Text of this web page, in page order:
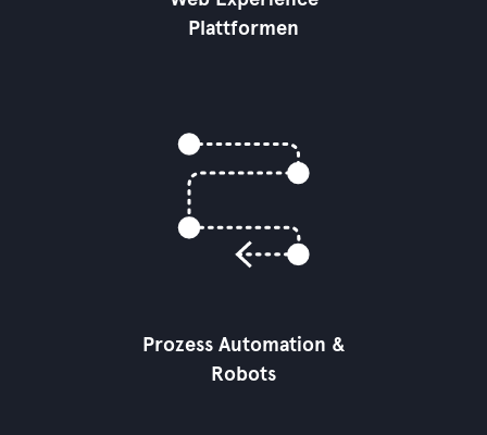
Plattformen
Prozess Automation &
Robots